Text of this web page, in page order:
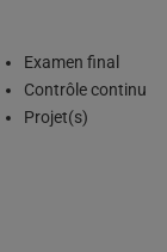
Examen final
Contrôle continu
Projet(s)